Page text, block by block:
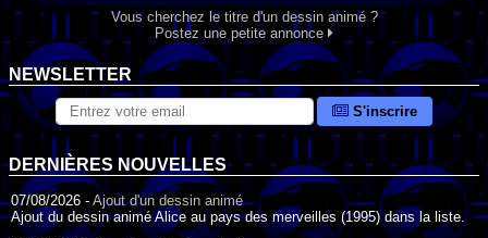
Vous cherchez le titre d'un dessin animé ?
Postez une petite annonce
NEWSLETTER
S'inscrire
DERNIÈRES NOUVELLES
07/08/2026 - Ajout d'un dessin animé
Ajout du dessin animé Alice au pays des merveilles (1995) dans la liste.